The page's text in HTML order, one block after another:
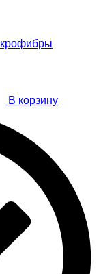
В корзину